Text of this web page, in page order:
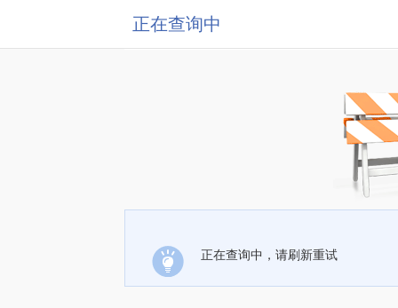
正在查询中
正在查询中，请刷新重试